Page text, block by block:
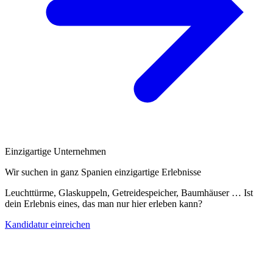
Einzigartige Unternehmen
Wir suchen in ganz Spanien einzigartige Erlebnisse
Leuchttürme, Glaskuppeln, Getreidespeicher, Baumhäuser … Ist
dein Erlebnis eines, das man nur hier erleben kann?
Kandidatur einreichen